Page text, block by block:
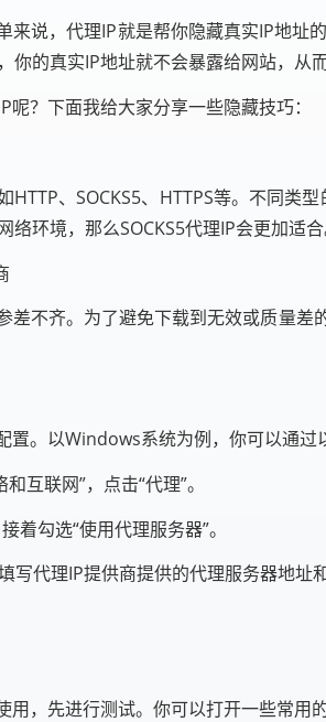
来说，代理IP就是帮你隐藏真实IP地
你的真实IP地址就不会暴露给网站，从
？下面我给大家分享一些隐藏技巧：
HTTP、SOCKS5、HTTPS等。不同类
环境，那么SOCKS5代理IP会更加适合
差不齐。为了避免下载到无效或质量
置。以Windows系统为例，你可以通过
互联网”，点击“代理”。
着勾选“使用代理服务器”。
写代理IP提供商提供的代理服务器地址
用，先进行测试。你可以打开一些常用